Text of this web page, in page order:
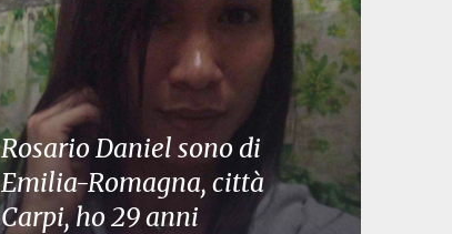
Rosario Daniel sono di
Emilia-Romagna, città
Carpi, ho 29 anni